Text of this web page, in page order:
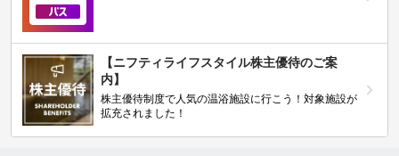
【ニフティライフスタイル株主優待のご案
内】
株主優待制度で人気の温浴施設に行こう！対象施設が
拡充されました！